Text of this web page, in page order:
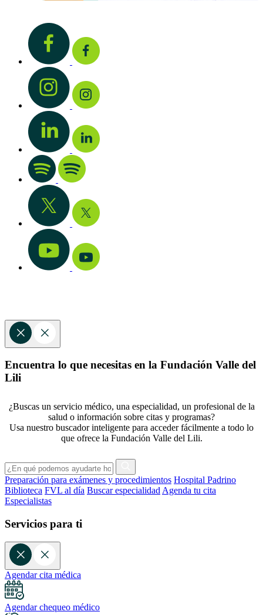
Encuentra lo que necesitas en la Fundación Valle del
Lili
¿Buscas un servicio médico, una especialidad, un profesional de la
salud o información sobre citas y programas?
Usa nuestro buscador inteligente para acceder fácilmente a todo lo
que ofrece la Fundación Valle del Lili.
Preparación para exámenes y procedimientos Hospital Padrino
Biblioteca FVL al día Buscar especialidad Agenda tu cita
Especialistas
Servicios para ti
Agendar cita médica
Agendar chequeo médico